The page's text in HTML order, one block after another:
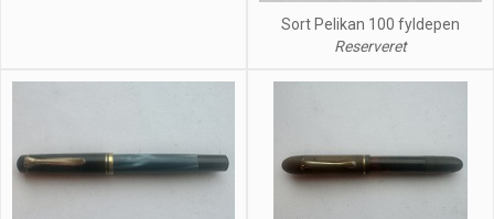
Sort Pelikan 100 fyldepen
Reserveret